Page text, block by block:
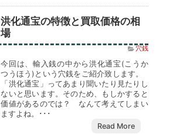
洪化通宝の特徴と買取価格の相
場
穴銭
今回は、輸入銭の中から洪化通宝(こうか
つうほう)という穴銭をご紹介致します。
「洪化通宝」ってあまり聞いたり見たりし
ないと思います。そのため、もしかすると
価値があるのでは？ なんて考えてしまい
ますよね。･･･
Read More